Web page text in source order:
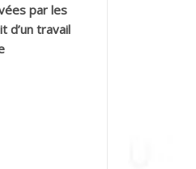
par les
d’un travail